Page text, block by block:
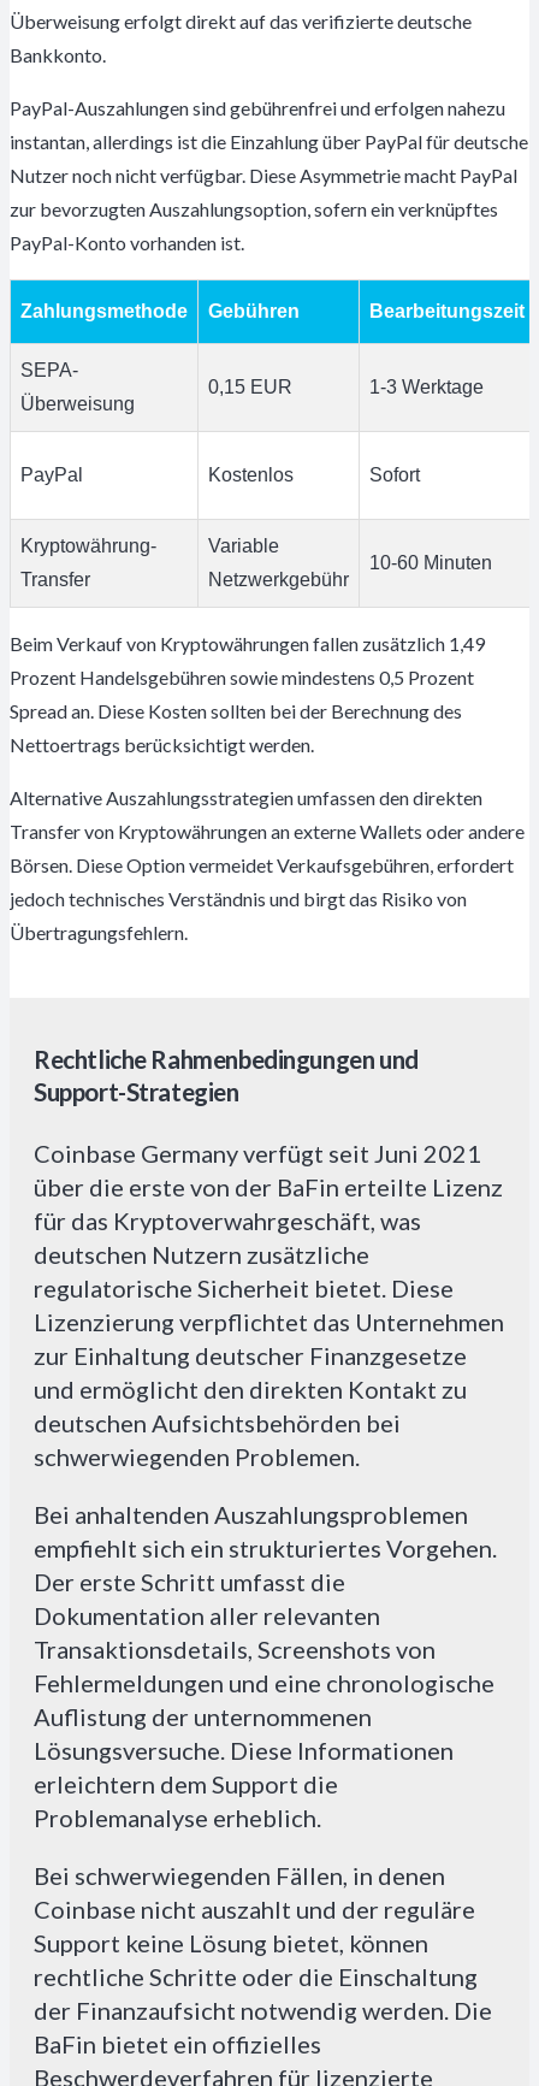
Überweisung erfolgt direkt auf das verifizierte deutsche
Bankkonto.
PayPal-Auszahlungen sind gebührenfrei und erfolgen nahezu
instantan, allerdings ist die Einzahlung über PayPal für deutsche
Nutzer noch nicht verfügbar. Diese Asymmetrie macht PayPal
zur bevorzugten Auszahlungsoption, sofern ein verknüpftes
PayPal-Konto vorhanden ist.
Zahlungsmethode Gebühren Bearbeitungszeit
SEPA-
Überweisung
0,15 EUR 1-3 Werktage
PayPal Kostenlos Sofort
Kryptowährung-
Transfer
Variable
Netzwerkgebühr
10-60 Minuten
Beim Verkauf von Kryptowährungen fallen zusätzlich 1,49
Prozent Handelsgebühren sowie mindestens 0,5 Prozent
Spread an. Diese Kosten sollten bei der Berechnung des
Nettoertrags berücksichtigt werden.
Alternative Auszahlungsstrategien umfassen den direkten
Transfer von Kryptowährungen an externe Wallets oder andere
Börsen. Diese Option vermeidet Verkaufsgebühren, erfordert
jedoch technisches Verständnis und birgt das Risiko von
Übertragungsfehlern.
Rechtliche Rahmenbedingungen und
Support-Strategien
Coinbase Germany verfügt seit Juni 2021
über die erste von der BaFin erteilte Lizenz
für das Kryptoverwahrgeschäft, was
deutschen Nutzern zusätzliche
regulatorische Sicherheit bietet. Diese
Lizenzierung verpflichtet das Unternehmen
zur Einhaltung deutscher Finanzgesetze
und ermöglicht den direkten Kontakt zu
deutschen Aufsichtsbehörden bei
schwerwiegenden Problemen.
Bei anhaltenden Auszahlungsproblemen
empfiehlt sich ein strukturiertes Vorgehen.
Der erste Schritt umfasst die
Dokumentation aller relevanten
Transaktionsdetails, Screenshots von
Fehlermeldungen und eine chronologische
Auflistung der unternommenen
Lösungsversuche. Diese Informationen
erleichtern dem Support die
Problemanalyse erheblich.
Bei schwerwiegenden Fällen, in denen
Coinbase nicht auszahlt und der reguläre
Support keine Lösung bietet, können
rechtliche Schritte oder die Einschaltung
der Finanzaufsicht notwendig werden. Die
BaFin bietet ein offizielles
Beschwerdeverfahren für lizenzierte